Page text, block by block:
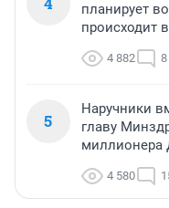
планирует
происходит
4 882 8
5
Наручники
главу
миллионера
4 580